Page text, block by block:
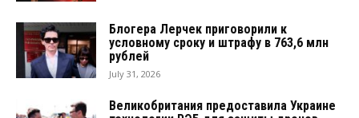
Блогера Лерчек приговорили к
условному сроку и штрафу в 763,6 млн
рублей
July 31, 2026
Великобритания предоставила Украине